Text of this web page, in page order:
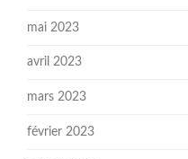
mai 2023
avril 2023
mars 2023
février 2023